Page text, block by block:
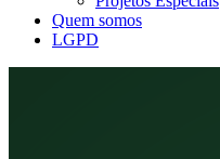
Quem somos
LGPD